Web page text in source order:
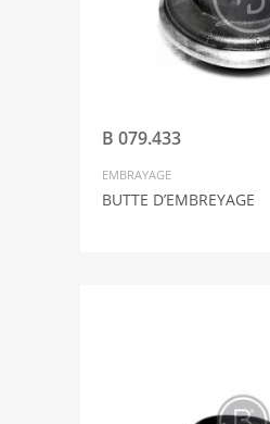
B 079.433
EMBRAYAGE
BUTTE D’EMBREYAGE